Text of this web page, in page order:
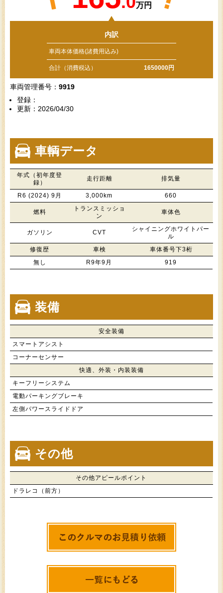
万円
内訳
車両本体価格(諸費用込み)
合計（消費税込） 1650000円
車両管理番号： 9919
登録：
更新：2026/04/30
車輌データ
年式（初年度登
録）
走行距離 排気量
R6 (2024) 9月 3,000km 660
燃料
トランスミッショ
ン
車体色
ガソリン CVT
シャイニングホワイトパー
ル
修復歴
車検
車体番号下3桁
無し
R9年9月 919
装備
安全装備
スマートアシスト
コーナーセンサー
快適、外装・内装装備
キーフリーシステム
電動パーキングブレーキ
左側パワースライドドア
その他
その他アピールポイント
ドラレコ（前方）